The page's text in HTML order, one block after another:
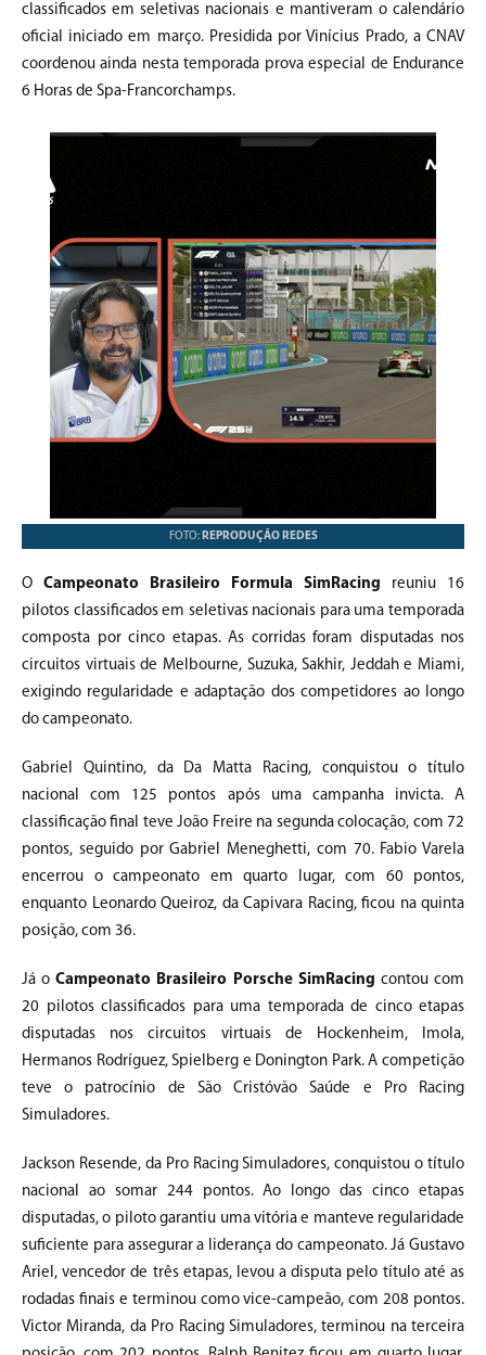
classificados em seletivas nacionais e mantiveram o calendário
oficial iniciado em março. Presidida por Vinícius Prado, a CNAV
coordenou ainda nesta temporada prova especial de Endurance
6 Horas de Spa-Francorchamps.
FOTO: REPRODUÇÃO REDES
O Campeonato Brasileiro Formula SimRacing reuniu 16
pilotos classificados em seletivas nacionais para uma temporada
composta por cinco etapas. As corridas foram disputadas nos
circuitos virtuais de Melbourne, Suzuka, Sakhir, Jeddah e Miami,
exigindo regularidade e adaptação dos competidores ao longo
do campeonato.
Gabriel Quintino, da Da Matta Racing, conquistou o título
nacional com 125 pontos após uma campanha invicta. A
classificação final teve João Freire na segunda colocação, com 72
pontos, seguido por Gabriel Meneghetti, com 70. Fabio Varela
encerrou o campeonato em quarto lugar, com 60 pontos,
enquanto Leonardo Queiroz, da Capivara Racing, ficou na quinta
posição, com 36.
Já oCampeonato Brasileiro Porsche SimRacing contou com
20 pilotos classificados para uma temporada de cinco etapas
disputadas nos circuitos virtuais de Hockenheim, Imola,
Hermanos Rodríguez, Spielberg e Donington Park. A competição
teve o patrocínio de São Cristóvão Saúde e Pro Racing
Simuladores.
Jackson Resende, da Pro Racing Simuladores, conquistou o título
nacional ao somar 244 pontos. Ao longo das cinco etapas
disputadas, o piloto garantiu uma vitória e manteve regularidade
suficiente para assegurar a liderança do campeonato. Já Gustavo
Ariel, vencedor de três etapas, levou a disputa pelo título até as
rodadas finais e terminou como vice-campeão, com 208 pontos.
Victor Miranda, da Pro Racing Simuladores, terminou na terceira